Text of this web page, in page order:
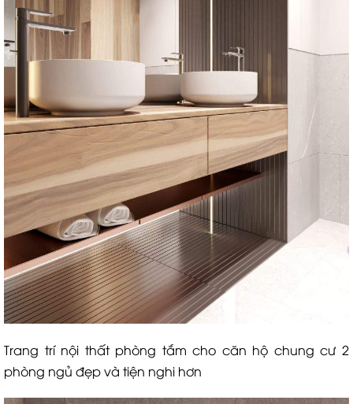
Trang trí nội thất phòng tắm cho căn hộ chung cư 2
phòng ngủ đẹp và tiện nghi hơn